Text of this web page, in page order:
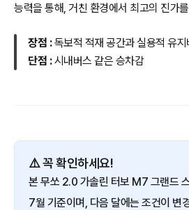
능력을 통해, 거친 환경에서 최고의 진가
장점 :독보적 적재 공간과 실용적 유지
단점 :시내버스 같은 승차감
⚠️ 꼭 확인하세요!
본 무쏘 2.0 가솔린 터보 M7 그랜드
7월 기준이며, 다음 달에는 조건이 변